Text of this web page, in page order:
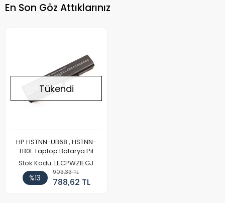
En Son Göz Attıklarınız
Tükendi
HP HSTNN-UB68 , HSTNN-
LB0E Laptop Batarya Pil
Stok Kodu: LECPWZIEGJ
%13
903,33 TL
788,62 TL